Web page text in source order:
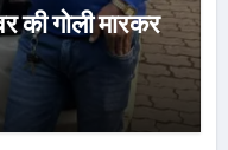
की गोली मारकर